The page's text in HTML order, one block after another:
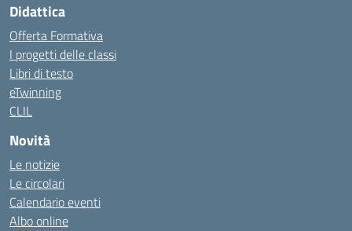
Didattica
Offerta Formativa
I progetti delle classi
Libri di testo
eTwinning
CLIL
Novità
Le notizie
Le circolari
Calendario eventi
Albo online